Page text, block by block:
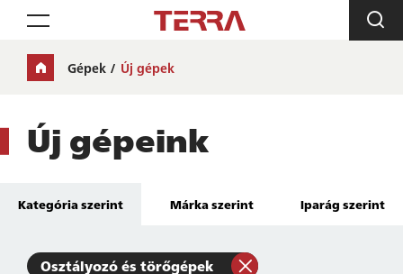
Toggle navigation
Gépek Új gépek
Új gépeink
Kategória szerint Márka szerint Iparág szerint
Osztályozó és törőgépek